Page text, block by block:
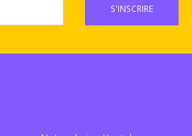
S'INSCRIRE